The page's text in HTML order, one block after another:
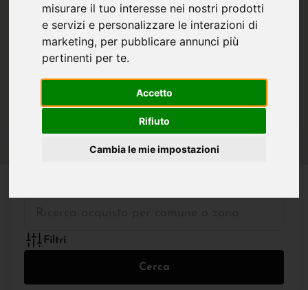
misurare il tuo interesse nei nostri prodotti
e servizi e personalizzare le interazioni di
marketing, per pubblicare annunci più
pertinenti per te.
Accetto
Rifiuto
Cambia le mie impostazioni
Filtri
Cerca